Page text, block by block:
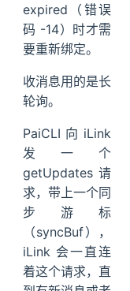
expired（错误
码 -14）时才需
要重新绑定。
收消息用的是长
轮询。
PaiCLI 向 iLink
发一个
getUpdates 请
求，带上一个同
步游标
（syncBuf），
iLink 会一直连
着这个请求，直